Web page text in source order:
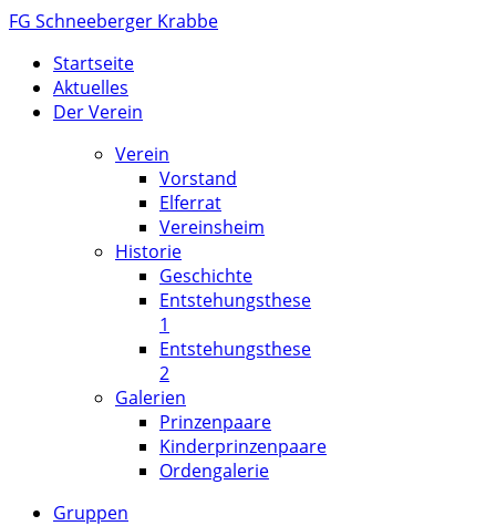
FG Schneeberger Krabbe
Startseite
Aktuelles
Der Verein
Verein
Vorstand
Elferrat
Vereinsheim
Historie
Geschichte
Entstehungsthese
1
Entstehungsthese
2
Galerien
Prinzenpaare
Kinderprinzenpaare
Ordengalerie
Gruppen